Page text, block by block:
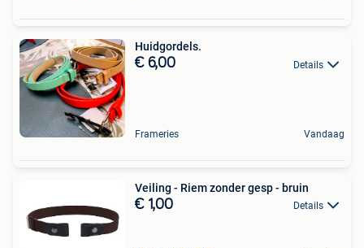
Huidgordels.
€ 6,00 Details
Frameries Vandaag
Veiling - Riem zonder gesp - bruin
€ 1,00 Details